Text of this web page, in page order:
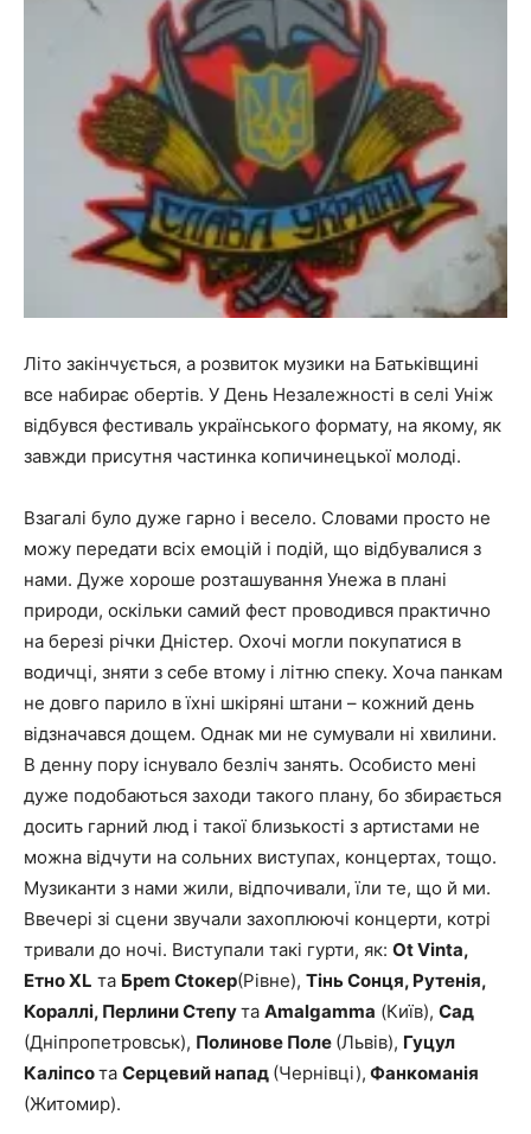
Літо закінчується, а розвиток музики на Батьківщині
все набирає обертів. У День Незалежності в селі Уніж
відбувся фестиваль українського формату, на якому, як
завжди присутня частинка копичинецької молоді.
Взагалі було дуже гарно і весело. Словами просто не
можу передати всіх емоцій і подій, що відбувалися з
нами. Дуже хороше розташування Унежа в плані
природи, оскільки самий фест проводився практично
на березі річки Дністер. Охочі могли покупатися в
водичці, зняти з себе втому і літню спеку. Хоча панкам
не довго парило в їхні шкіряні штани – кожний день
відзначався дощем. Однак ми не сумували ні хвилини.
В денну пору існувало безліч занять. Особисто мені
дуже подобаються заходи такого плану, бо збирається
досить гарний люд і такої близькості з артистами не
можна відчути на сольних виступах, концертах, тощо.
Музиканти з нами жили, відпочивали, їли те, що й ми.
Ввечері зі сцени звучали захоплюючі концерти, котрі
тривали до ночі. Виступали такі гурти, як: Оt Vinta,
ЕтноXL та Бреm Сtокер(Рівне), Тінь Сонця, Рутенія,
Кораллі, Перлини Степута Amalgamma (Київ), Сад
(Дніпропетровськ), Полинове Поле (Львів), Гуцул
Каліпсота Серцевий напад (Чернівці), Фанкоманія
(Житомир).